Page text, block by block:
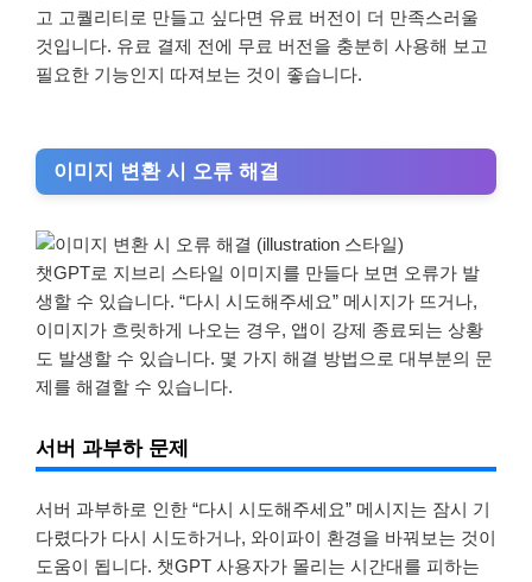
고 고퀄리티로 만들고 싶다면 유료 버전이 더 만족스러울
것입니다. 유료 결제 전에 무료 버전을 충분히 사용해 보고
필요한 기능인지 따져보는 것이 좋습니다.
이미지 변환 시 오류 해결
챗GPT로 지브리 스타일 이미지를 만들다 보면 오류가 발
생할 수 있습니다. “다시 시도해주세요” 메시지가 뜨거나,
이미지가 흐릿하게 나오는 경우, 앱이 강제 종료되는 상황
도 발생할 수 있습니다. 몇 가지 해결 방법으로 대부분의 문
제를 해결할 수 있습니다.
서버 과부하 문제
서버 과부하로 인한 “다시 시도해주세요” 메시지는 잠시 기
다렸다가 다시 시도하거나, 와이파이 환경을 바꿔보는 것이
도움이 됩니다. 챗GPT 사용자가 몰리는 시간대를 피하는